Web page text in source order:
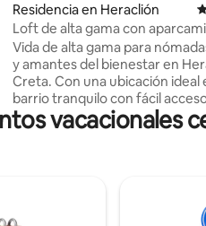
promedio: 5 de 5; 107
Residencia en Heraclión
Loft de alta gama con
gratuito, hammam y sauna.
Vida de alta gama para
y amantes del bienestar en
Creta. Con una ubicación ideal en un
barrio tranquilo con fácil
carretera nacional E75 para
de un día y días de playa.
tres plantas y está construida
materiales de primera calidad y
vacacionales